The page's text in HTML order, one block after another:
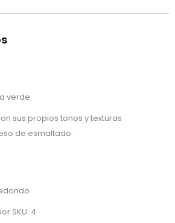
verde.
sus propios tonos y texturas
de esmaltado.
SKU: 4